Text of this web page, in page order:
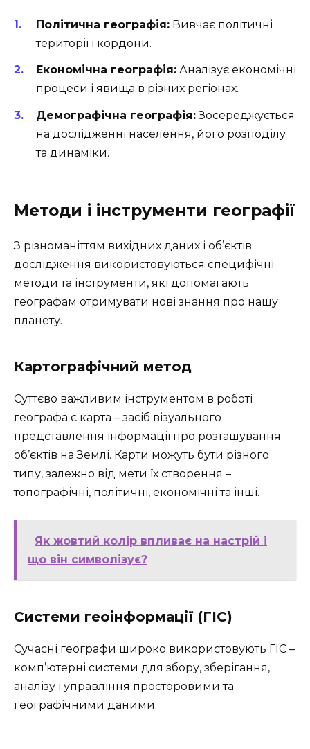
Політична географія: Вивчає політичні
території і кордони.
Економічна географія: Аналізує економічні
процеси і явища в різних регіонах.
Демографічна географія:Зосереджується
на дослідженні населення, його розподілу
та динаміки.
Методи і інструменти географії
З різноманіттям вихідних даних і об’єктів
дослідження використовуються специфічні
методи та інструменти, які допомагають
географам отримувати нові знання про нашу
планету.
Картографічний метод
Суттєво важливим інструментом в роботі
географа є карта – засіб візуального
представлення інформації про розташування
об’єктів на Землі. Карти можуть бути різного
типу, залежно від мети їх створення –
топографічні, політичні, економічні та інші.
Як жовтий колір впливає на настрій і
що він символізує?
Системи геоінформації (ГІС)
Сучасні географи широко використовують ГІС –
комп’ютерні системи для збору, зберігання,
аналізу і управління просторовими та
географічними даними.